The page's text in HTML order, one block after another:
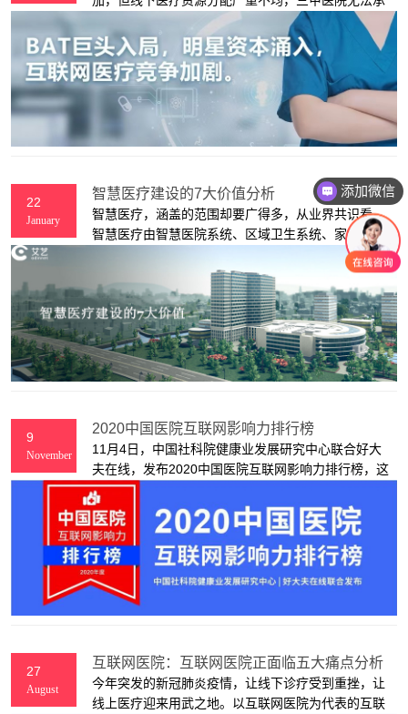
载，使得真正的医院资源不能发挥全部力量，而互联
网医疗的出现可以帮助医院分流患者，让常规性复诊
和慢病管理可以通过线上完成，释放医院资源，互联
网在数据分析与病人档案管理方面更是发挥了巨大优
势，提高了医院的诊断范围与效率。
22
January
智慧医疗建设的7大价值分析
智慧医疗，涵盖的范围却要广得多，从业界共识看，
智慧医疗由智慧医院系统、区域卫生系统、家庭健康
系统3部分组成。其中智慧医院系统与各家医院的关
系最大，也是由医院主导，主要是由数字化医院、自
助医疗、远程医疗等构成；家庭健康系统可以由医院
主导纳入互联网医院建设中，也可由政府部门主导统
一纳入智慧城市建设中。
9
November
2020中国医院互联网影响力排行榜
11月4日，中国社科院健康业发展研究中心联合好大
夫在线，发布2020中国医院互联网影响力排行榜，这
是该榜单连续第5年发布。
27
August
互联网医院：互联网医院正面临五大痛点分析
今年突发的新冠肺炎疫情，让线下诊疗受到重挫，让
线上医疗迎来用武之地。以互联网医院为代表的互联
添加微信